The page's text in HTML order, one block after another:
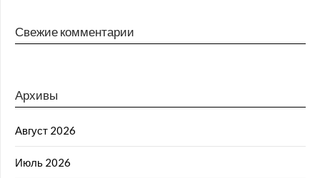
Свежие комментарии
Архивы
Август 2026
Июль 2026